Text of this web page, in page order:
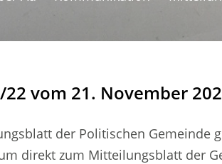
22 vom 21. November
der Politischen Gemeinde
direkt zum Mitteilungsblatt der